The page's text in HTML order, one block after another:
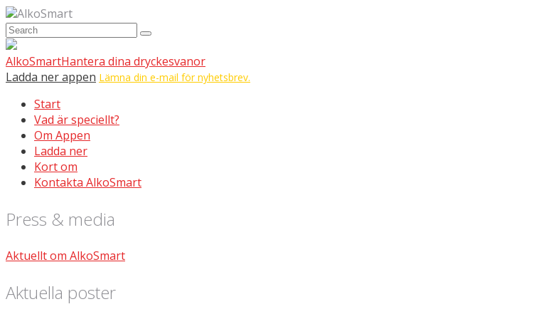
AlkoSmart
AlkoSmartHantera dina dryckesvanor
Ladda ner appen Lämna din e-mail för nyhetsbrev.
Start
Vad är speciellt?
Om Appen
Ladda ner
Kort om
Kontakta AlkoSmart
Press & media
Aktuellt om AlkoSmart
Aktuella poster